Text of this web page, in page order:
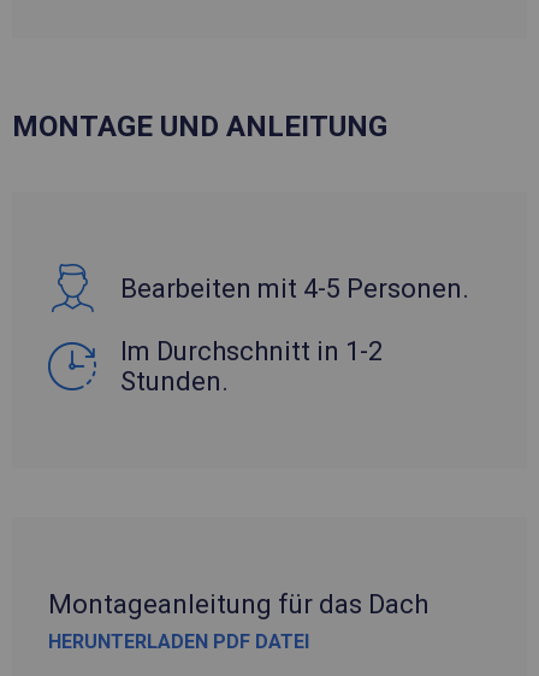
MONTAGE UND ANLEITUNG
Bearbeiten mit 4-5 Personen.
Im Durchschnitt in 1-2
Stunden.
Montageanleitung für das Dach
HERUNTERLADEN PDF DATEI